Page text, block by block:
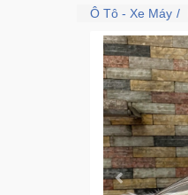
Ô Tô - Xe Máy